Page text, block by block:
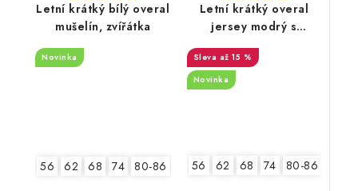
Letní krátký bílý overal
mušelín, zvířátka
Novinka
56 62 68 74 80-86 92-98
Letní krátký overal
jersey modrý s
lodičkami
až 15 %
Novinka
56 62 68 74 80-86